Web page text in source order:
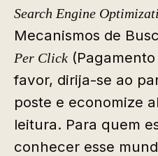
Search Engine
Mecanismos de
Per Click
favor, dirija-se ao
poste e economize
leitura. Para quem
conhecer esse